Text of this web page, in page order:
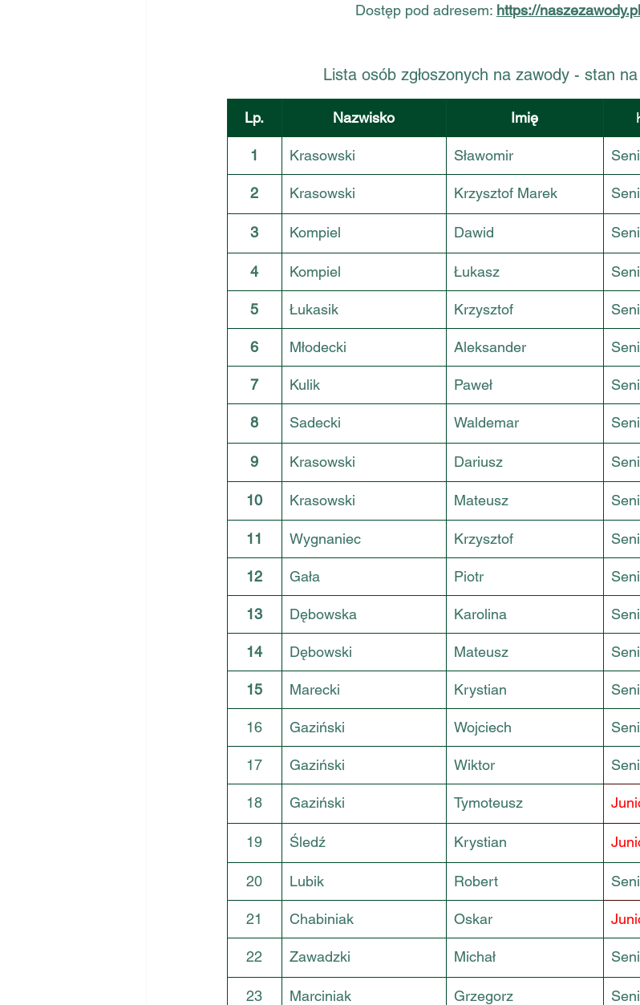
Dostęp pod adresem: https://
Lista osób zgłoszonych na zawody - stan
Lp. Nazwisko Imię
1 Krasowski Sławomir
2 Krasowski Krzysztof Marek
3 Kompiel Dawid
4 Kompiel Łukasz
5 Łukasik Krzysztof
6 Młodecki Aleksander
7 Kulik Paweł
8 Sadecki Waldemar
9 Krasowski Dariusz
10 Krasowski Mateusz
11 Wygnaniec Krzysztof
12 Gała Piotr
13 Dębowska Karolina
14 Dębowski Mateusz
15 Marecki Krystian
16 Gaziński Wojciech
17 Gaziński Wiktor
18 Gaziński Tymoteusz
19 Śledź Krystian
20 Lubik Robert
21 Chabiniak Oskar
22 Zawadzki Michał
23 Marciniak Grzegorz